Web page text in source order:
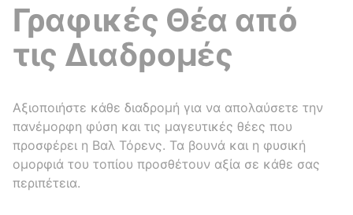
Γραφικές Θέα από
τις Διαδρομές
Αξιοποιήστε κάθε διαδρομή για να απολαύσετε την
πανέμορφη φύση και τις μαγευτικές θέες που
προσφέρει η Βαλ Τόρενς. Τα βουνά και η φυσική
ομορφιά του τοπίου προσθέτουν αξία σε κάθε σας
περιπέτεια.